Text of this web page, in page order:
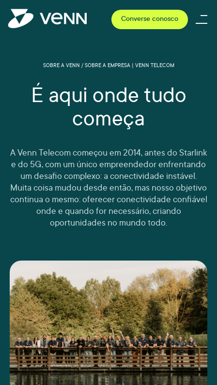
Converse conosco
SOBRE A VENN / SOBRE A EMPRESA | VENN TELECOM
É aqui onde tudo
começa
A Venn Telecom começou em 2014, antes do Starlink
e do 5G, com um único empreendedor enfrentando
um desafio complexo: a conectividade instável.
Muita coisa mudou desde então, mas nosso objetivo
continua o mesmo: oferecer conectividade confiável
onde e quando for necessário, criando
oportunidades no mundo todo.